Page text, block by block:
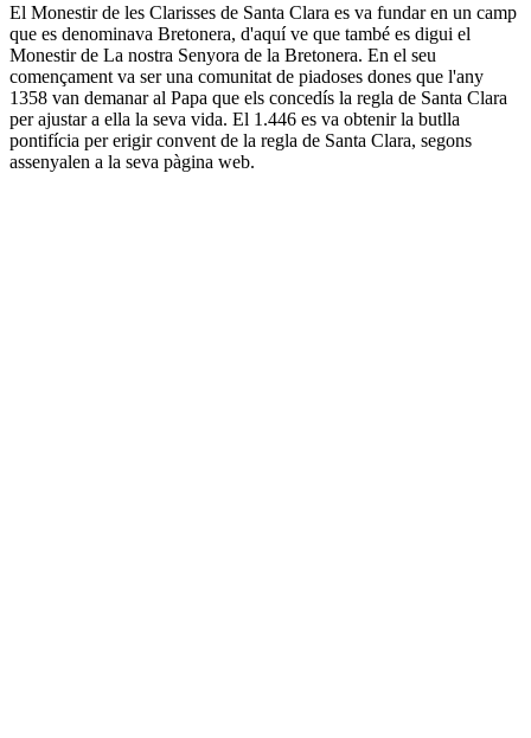
El Monestir de les Clarisses de Santa Clara es va fundar en un camp
que es denominava Bretonera, d'aquí ve que també es digui el
Monestir de La nostra Senyora de la Bretonera. En el seu
començament va ser una comunitat de piadoses dones que l'any
1358 van demanar al Papa que els concedís la regla de Santa Clara
per ajustar a ella la seva vida. El 1.446 es va obtenir la butlla
pontifícia per erigir convent de la regla de Santa Clara, segons
assenyalen a la seva pàgina web.